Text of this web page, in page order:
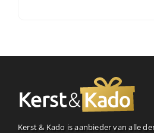
Kerst & Kado is aanbieder van alle